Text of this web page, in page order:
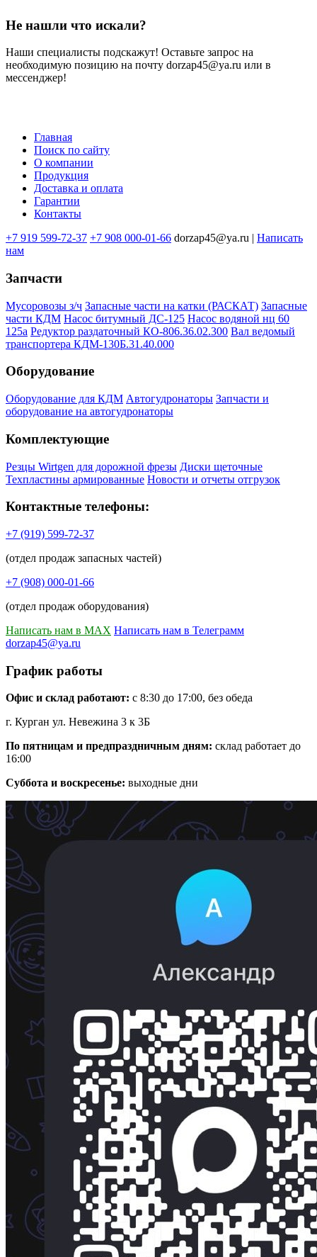
Не нашли что искали?
Наши специалисты подскажут! Оставьте запрос на
необходимую позицию на почту dorzap45@ya.ru или в
мессенджер!
Меню
подвале
Главная
Поиск по сайту
О компании
Продукция
Доставка и оплата
Гарантии
Контакты
+7 919 599-72-37 +7 908 000-01-66 dorzap45@ya.ru | Написать
нам
Запчасти
Мусоровозы з/ч Запасные части на катки (РАСКАТ) Запасные
части КДМ Насос битумный ДС-125 Насос водяной нц 60
125а Редуктор раздаточный КО-806.36.02.300 Вал ведомый
транспортера КДМ-130Б.31.40.000
Оборудование
Оборудование для КДМ Автогудронаторы Запчасти и
оборудование на автогудронаторы
Комплектующие
Резцы Wirtgen для дорожной фрезы Диски щеточные
Техпластины армированные Новости и отчеты отгрузок
Контактные телефоны:
+7 (919) 599-72-37
(отдел продаж запасных частей)
+7 (908) 000-01-66
(отдел продаж оборудования)
Написать нам в MAX Написать нам в Телеграмм
dorzap45@ya.ru
График работы
Офис и склад работают: с 8:30 до 17:00, без обеда
г. Курган ул. Невежина 3 к 3Б
По пятницам и предпраздничным дням: склад работает до
16:00
Суббота и воскресенье: выходные дни